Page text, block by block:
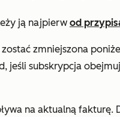
ją najpierw od
zmniejszona
jeśli subskrypcja
na aktualną fakturę.